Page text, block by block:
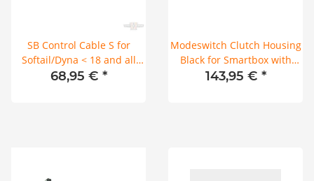
SB Control Cable S for
Softail/Dyna < 18 and all
Sportster (New Connector)
68,95 € *
Modeswitch Clutch Housing
Black for Smartbox with
conversion cable
143,95 € *